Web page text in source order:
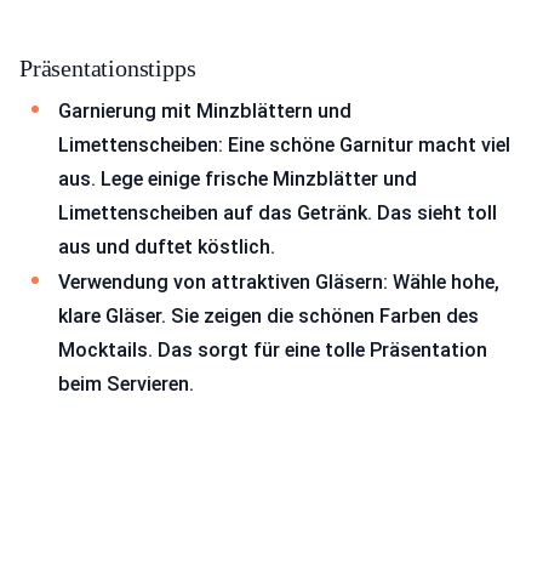
Präsentationstipps
Garnierung mit Minzblättern und
Limettenscheiben: Eine schöne Garnitur macht viel
aus. Lege einige frische Minzblätter und
Limettenscheiben auf das Getränk. Das sieht toll
aus und duftet köstlich.
Verwendung von attraktiven Gläsern: Wähle hohe,
klare Gläser. Sie zeigen die schönen Farben des
Mocktails. Das sorgt für eine tolle Präsentation
beim Servieren.